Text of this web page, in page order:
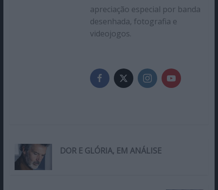
apreciação especial por banda
desenhada, fotografia e
videojogos.
DOR E GLÓRIA, EM ANÁLISE